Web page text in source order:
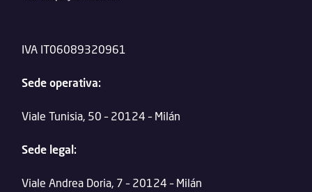
IVA IT06089320961
Sede operativa:
Viale Tunisia, 50 – 20124 – Milán
Sede legal:
Viale Andrea Doria, 7 – 20124 – Milán